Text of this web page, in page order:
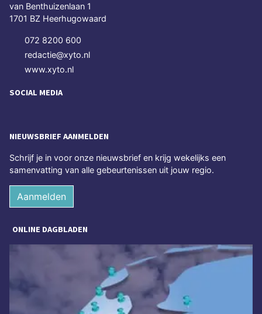
van Benthuizenlaan 1
1701 BZ Heerhugowaard
072 8200 600
redactie@xyto.nl
www.xyto.nl
SOCIAL MEDIA
NIEUWSBRIEF AANMELDEN
Schrijf je in voor onze nieuwsbrief en krijg wekelijks een
samenvatting van alle gebeurtenissen uit jouw regio.
Aanmelden
ONLINE DAGBLADEN